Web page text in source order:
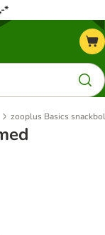
*
zooplus Basics